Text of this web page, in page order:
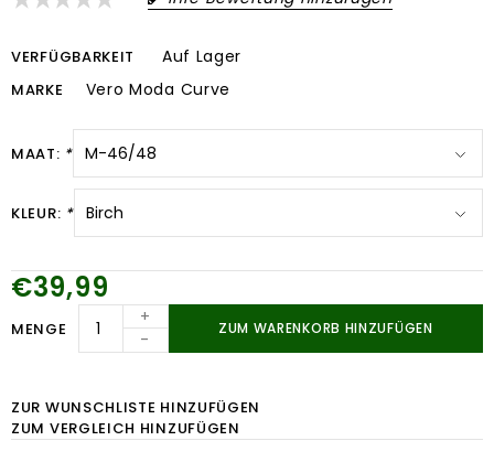
VERFÜGBARKEIT Auf Lager
MARKE Vero Moda Curve
MAAT: *
KLEUR: *
€39,99
MENGE
+
-
ZUM WARENKORB HINZUFÜGEN
ZUR WUNSCHLISTE HINZUFÜGEN
ZUM VERGLEICH HINZUFÜGEN